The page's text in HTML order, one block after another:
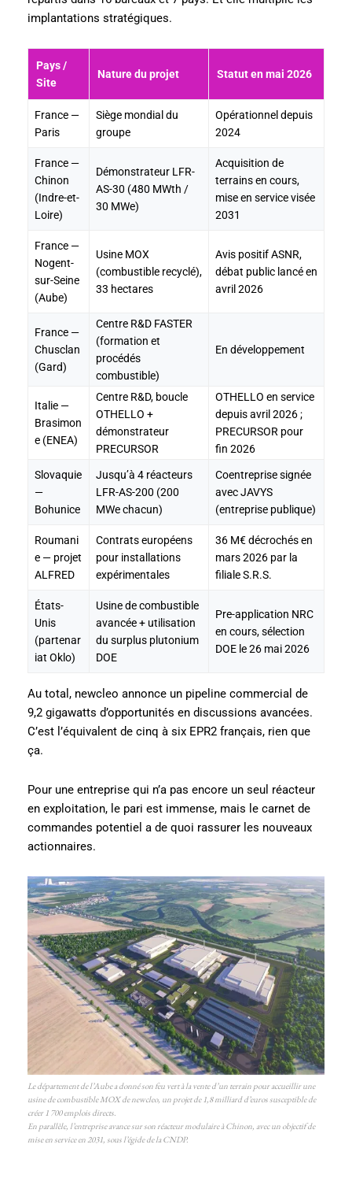
implantations stratégiques.
Pays /
Site
Nature du projet Statut en mai 2026
France —
Paris
Siège mondial du
groupe
Opérationnel depuis
2024
France —
Chinon
(Indre-et-
Loire)
Démonstrateur LFR-
AS-30 (480 MWth /
30 MWe)
Acquisition de
terrains en cours,
mise en service visée
2031
France —
Nogent-
sur-Seine
(Aube)
Usine MOX
(combustible recyclé),
33 hectares
Avis positif ASNR,
débat public lancé en
avril 2026
France —
Chusclan
(Gard)
Centre R&D FASTER
(formation et
procédés
combustible)
En développement
Italie —
Brasimon
e (ENEA)
Centre R&D, boucle
OTHELLO +
démonstrateur
PRECURSOR
OTHELLO en service
depuis avril 2026 ;
PRECURSOR pour
fin 2026
Slovaquie
—
Bohunice
Jusqu’à 4 réacteurs
LFR-AS-200 (200
MWe chacun)
Coentreprise signée
avec JAVYS
(entreprise publique)
Roumani
e — projet
ALFRED
Contrats européens
pour installations
expérimentales
36 M€ décrochés en
mars 2026 par la
filiale S.R.S.
États-
Unis
(partenar
iat Oklo)
Usine de combustible
avancée + utilisation
du surplus plutonium
DOE
Pre-application NRC
en cours, sélection
DOE le 26 mai 2026
Au total, newcleo annonce un pipeline commercial de
9,2 gigawatts d’opportunités en discussions avancées.
C’est l’équivalent de cinq à six EPR2 français, rien que
ça.
Pour une entreprise qui n’a pas encore un seul réacteur
en exploitation, le pari est immense, mais le carnet de
commandes potentiel a de quoi rassurer les nouveaux
actionnaires.
Le département de l’Aube a donné son feu vert à la vente d’un terrain pour accueillir une
usine de combustible MOX de newcleo, un projet de 1,8 milliard d’euros susceptible de
créer 1 700 emplois directs.
En parallèle, l’entreprise avance sur son réacteur modulaire à Chinon, avec un objectif de
mise en service en 2031, sous l’égide de la CNDP.